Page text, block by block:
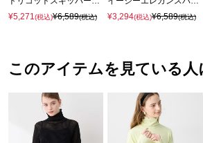
¥5,271 (税込)¥6,589(税込)
¥3,294(税込)¥6,589(税込)
このアイテムを見ている